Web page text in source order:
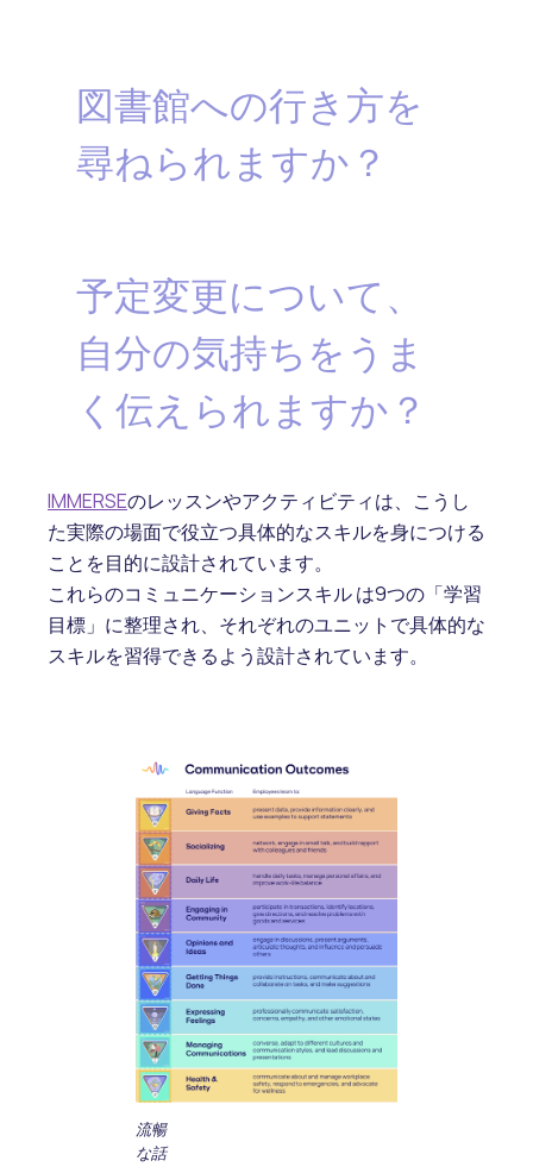
図書館への行き方を
尋ねられますか？
予定変更について、
自分の気持ちをうま
く伝えられますか？
IMMERSEのレッスンやアクティビティは、こうし
た実際の場面で役立つ具体的なスキルを身につける
ことを目的に設計されています。
これらのコミュニケーションスキル は9つの「学習
目標」に整理され、それぞれのユニットで具体的な
スキルを習得できるよう設計されています。
流暢
な話